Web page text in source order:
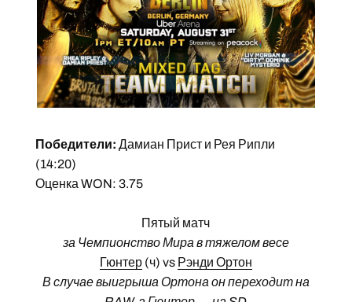
Победители: Дамиан Прист и Рея Рипли
(14:20)
Оценка WON: 3.75
Пятый матч
за Чемпионство Мира в тяжелом весе
Гюнтер(ч) vs Рэнди Ортон
В случае выигрыша Ортона он переходит на